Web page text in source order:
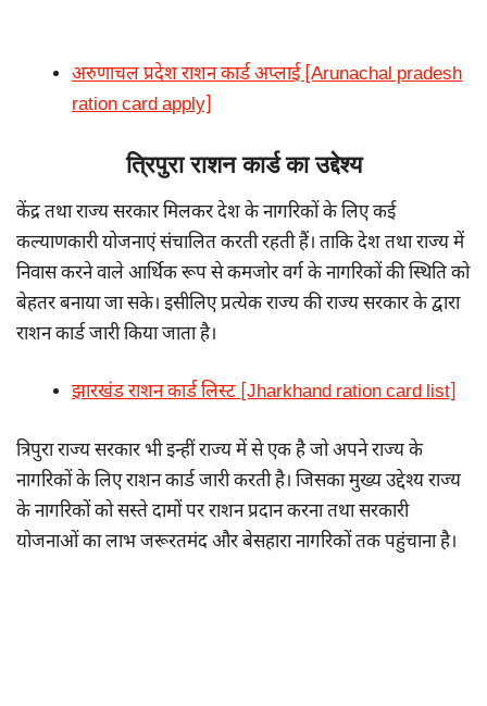
अरुणाचल प्रदेश राशन कार्ड अप्लाई [Arunachal pradesh
ration card apply]
त्रिपुरा राशन कार्ड का उद्देश्य
केंद्र तथा राज्य सरकार मिलकर देश के नागरिकों के लिए कई
कल्याणकारी योजनाएं संचालित करती रहती हैं। ताकि देश तथा राज्य में
निवास करने वाले आर्थिक रूप से कमजोर वर्ग के नागरिकों की स्थिति को
बेहतर बनाया जा सके। इसीलिए प्रत्येक राज्य की राज्य सरकार के द्वारा
राशन कार्ड जारी किया जाता है।
झारखंड राशन कार्ड लिस्ट [Jharkhand ration card list]
त्रिपुरा राज्य सरकार भी इन्हीं राज्य में से एक है जो अपने राज्य के
नागरिकों के लिए राशन कार्ड जारी करती है। जिसका मुख्य उद्देश्य राज्य
के नागरिकों को सस्ते दामों पर राशन प्रदान करना तथा सरकारी
योजनाओं का लाभ जरूरतमंद और बेसहारा नागरिकों तक पहुंचाना है।